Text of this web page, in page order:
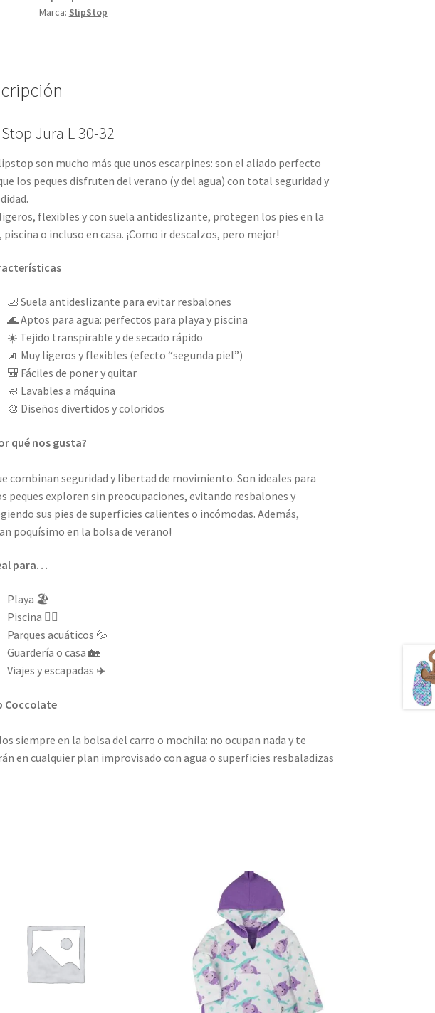
Marca: SlipStop
Jura L 30-32
son mucho más que unos escarpines: son el aliado perfecto
los peques disfruten del verano (y del agua) con total seguridad y
flexibles y con suela antideslizante, protegen los pies en la
piscina o incluso en casa. ¡Como ir descalzos, pero mejor!
🦶 Suela antideslizante para evitar resbalones
🌊 Aptos para agua: perfectos para playa y piscina
☀️ Tejido transpirable y de secado rápido
🧦 Muy ligeros y flexibles (efecto “segunda piel”)
🎒 Fáciles de poner y quitar
🧼 Lavables a máquina
🎨 Diseños divertidos y coloridos
qué nos gusta?
combinan seguridad y libertad de movimiento. Son ideales para
peques exploren sin preocupaciones, evitando resbalones y
sus pies de superficies calientes o incómodas. Además,
poquísimo en la bolsa de verano!
para…
Playa 🏖️
Piscina 🏊‍♀️
Parques acuáticos 💦
Guardería o casa 🏡
Viajes y escapadas ✈️
Coccolate
siempre en la bolsa del carro o mochila: no ocupan nada y te
en cualquier plan improvisado con agua o superficies resbaladizas